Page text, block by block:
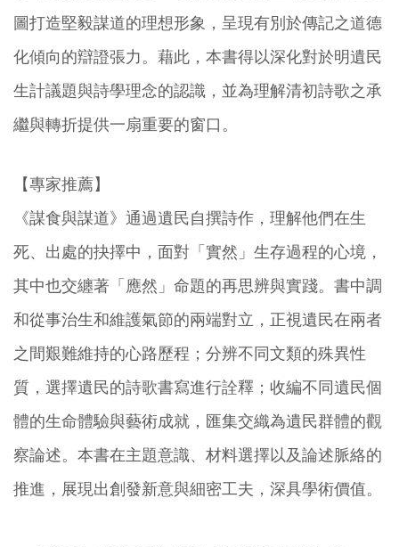
圖打造堅毅謀道的理想形象，呈現有別於傳記之道德
化傾向的辯證張力。藉此，本書得以深化對於明遺民
生計議題與詩學理念的認識，並為理解清初詩歌之承
繼與轉折提供一扇重要的窗口。
【專家推薦】
《謀食與謀道》通過遺民自撰詩作，理解他們在生
死、出處的抉擇中，面對「實然」生存過程的心境，
其中也交纏著「應然」命題的再思辨與實踐。書中調
和從事治生和維護氣節的兩端對立，正視遺民在兩者
之間艱難維持的心路歷程；分辨不同文類的殊異性
質，選擇遺民的詩歌書寫進行詮釋；收編不同遺民個
體的生命體驗與藝術成就，匯集交織為遺民群體的觀
察論述。本書在主題意識、材料選擇以及論述脈絡的
推進，展現出創發新意與細密工夫，深具學術價值。